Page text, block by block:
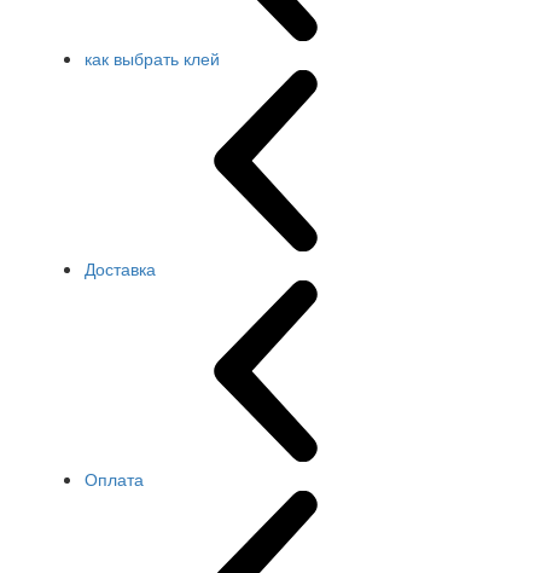
как выбрать клей
Доставка
Оплата